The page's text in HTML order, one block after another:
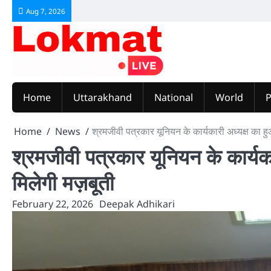
Aug 7, 2026
Home Uttarakhand National World
Home News श्रमजीवी पत्रकार यूनियन के कार्यकारी अध्यक्ष
श्रमजीवी पत्रकार यूनियन के
मिलेगी मज़बूती
February 22, 2026 Deepak Adhikari